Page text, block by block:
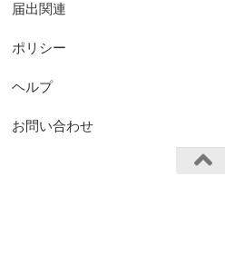
届出関連
ポリシー
ヘルプ
お問い合わせ